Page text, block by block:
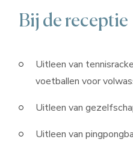
Bij de receptie
Uitleen van
voetballen voor
Uitleen van
Uitleen van